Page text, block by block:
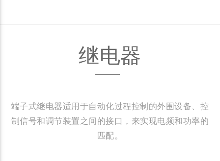
继电器
端子式继电器适用于自动化过程控制的外围设备、控
制信号和调节装置之间的接口，来实现电频和功率的
匹配。